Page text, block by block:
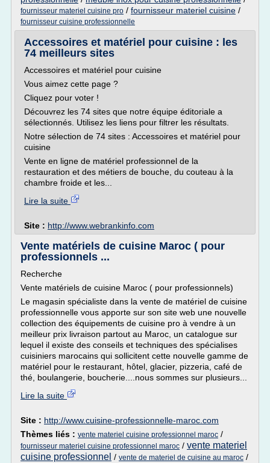
fournisseur materiel cuisine pro / fournisseur materiel cuisine /
fournisseur cuisine professionnelle
Accessoires et matériel pour cuisine : les
74 meilleurs sites
Accessoires et matériel pour cuisine
Vous aimez cette page ?
Cliquez pour voter !
Découvrez les 74 sites que notre équipe éditoriale a
sélectionnés. Utilisez les liens pour filtrer les résultats.
Notre sélection de 74 sites : Accessoires et matériel pour
cuisine
Vente en ligne de matériel professionnel de la
restauration et des métiers de bouche, du couteau à la
chambre froide et les...
Lire la suite
Site : http://www.webrankinfo.com
Vente matériels de cuisine Maroc ( pour
professionnels ...
Recherche
Vente matériels de cuisine Maroc ( pour professionnels)
Le magasin spécialiste dans la vente de matériel de cuisine
professionnelle vous apporte sur son site web une nouvelle
collection des équipements de cuisine pro à vendre à un
meilleur prix livraison partout au Maroc, un catalogue sur
lequel il existe des conseils et techniques des spécialises
cuisiniers marocains qui sollicitent cette nouvelle gamme de
matériel pour le restaurant, hôtel, glacier, pizzeria, café de
thé, boulangerie, boucherie....nous sommes sur plusieurs...
Lire la suite
Site : http://www.cuisine-professionnelle-maroc.com
Thèmes liés : vente materiel cuisine professionnel maroc /
fournisseur materiel cuisine professionnel maroc / vente materiel
cuisine professionnel / vente de materiel de cuisine au maroc /